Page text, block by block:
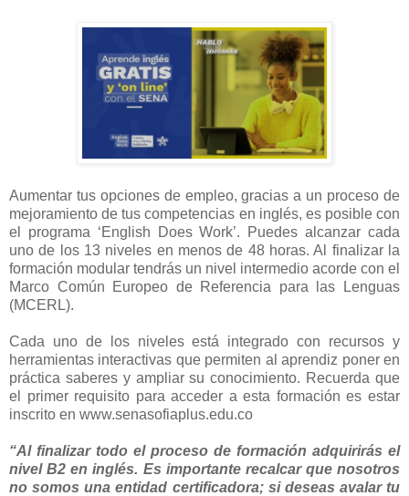
Aumentar tus opciones de empleo, gracias a un proceso de
mejoramiento de tus competencias en inglés, es posible con
el programa ‘English Does Work’. Puedes alcanzar cada
uno de los 13 niveles en menos de 48 horas. Al finalizar la
formación modular tendrás un nivel intermedio acorde con el
Marco Común Europeo de Referencia para las Lenguas
(MCERL).
Cada uno de los niveles está integrado con recursos y
herramientas interactivas que permiten al aprendiz poner en
práctica saberes y ampliar su conocimiento. Recuerda que
el primer requisito para acceder a esta formación es estar
inscrito en www.senasofiaplus.edu.co
“Al finalizar todo el proceso de formación adquirirás el
nivel B2 en inglés. Es importante recalcar que nosotros
no somos una entidad certificadora; si deseas avalar tu